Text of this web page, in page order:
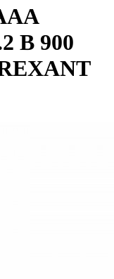
В 900